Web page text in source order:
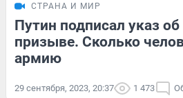
СТРАНА И МИР
Путин подписал указ
призыве. Сколько
армию
29 сентября, 2023, 20:37 1 473